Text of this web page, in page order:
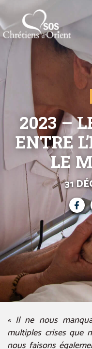
2023 –
ENTRE
LE
31
« Il ne nous
multiples crises que
nous faisons